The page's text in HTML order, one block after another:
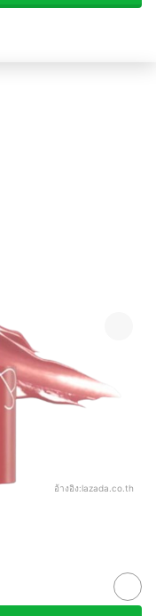
อ้างอิง:lazada.co.th